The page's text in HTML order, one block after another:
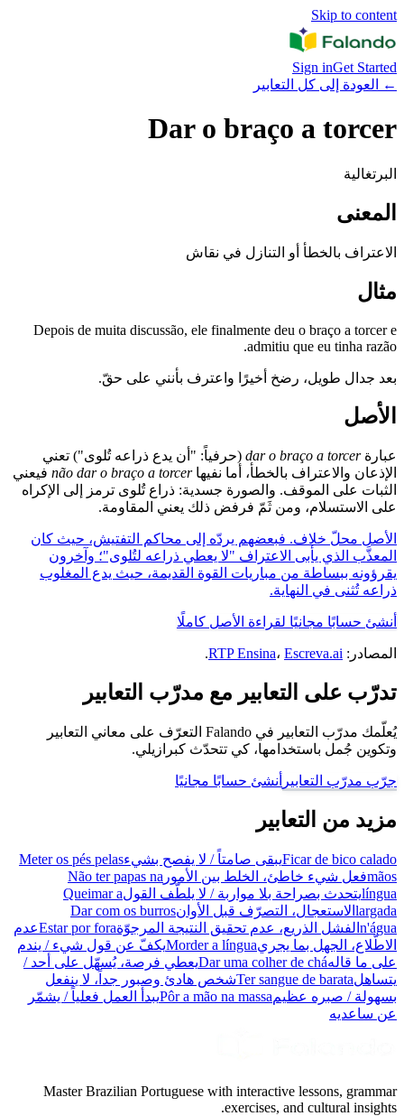
Skip to content
Sign inGet Started
←
العودة إلى كل التعابير
Dar o braço a torcer
البرتغالية
المعنى
الاعتراف بالخطأ أو التنازل في نقاش
مثال
Depois de muita discussão, ele finalmente deu o braço a torcer e
admitiu que eu tinha razão.
بعد جدال طويل، رضخ أخيرًا واعترف بأنني على حقّ.
الأصل
عبارةdar o braço a torcer (حرفياً: "أن يدع ذراعه تُلوى") تعني
الإذعان والاعتراف بالخطأ، أما نفيهاnão dar o braço a torcer فيعني
الثبات على الموقف. والصورة جسدية: ذراع تُلوى ترمز إلى الإكراه
على الاستسلام، ومن ثَمّ فرفض ذلك يعني المقاومة.
الأصل محلّ خلاف. فبعضهم يردّه إلى محاكم التفتيش، حيث كان
المعذَّب الذي يأبى الاعتراف "لا يعطي ذراعه لتُلوى"؛ وآخرون
يقرؤونه ببساطة من مباريات القوة القديمة، حيث يدع المغلوب
ذراعه تُثنى في النهاية.
أنشئ حسابًا مجانيًا لقراءة الأصل كاملًا
المصادر: RTP Ensina، Escreva.ai
.
تدرّب على التعابير مع مدرّب التعابير
يُعلّمك مدرّب التعابير في Falando التعرّف على معاني التعابير
وتكوين جُمل باستخدامها، كي تتحدّث كبرازيلي.
جرّب مدرّب التعابير أنشئ حسابًا مجانيًا
مزيد من التعابير
Ficar de bico caladoيبقى صامتاً / لا يفصح بشيءMeter os pés pelas
mãosفعل شيء خاطئ، الخلط بين الأمور Não ter papas na
línguaيتحدث بصراحة بلا مواربة / لا يلطّف القولQueimar a
largada الاستعجال، التصرّف قبل الأوانDar com os burros
n'água الفشل الذريع، عدم تحقيق النتيجة المرجوّةEstar por foraعدم
الاطّلاع، الجهل بما يجريMorder a línguaيكفّ عن قول شيء / يندم
على ما قالهDar uma colher de cháيعطي فرصة، يُسهّل على أحد /
يتساهلTer sangue de barataشخص هادئ وصبور جداً، لا ينفعل
بسهولة / صبره عظيمPôr a mão na massaيبدأ العمل فعلياً / يشمّر
عن ساعديه
Master Brazilian Portuguese with interactive lessons, grammar
exercises, and cultural insights.